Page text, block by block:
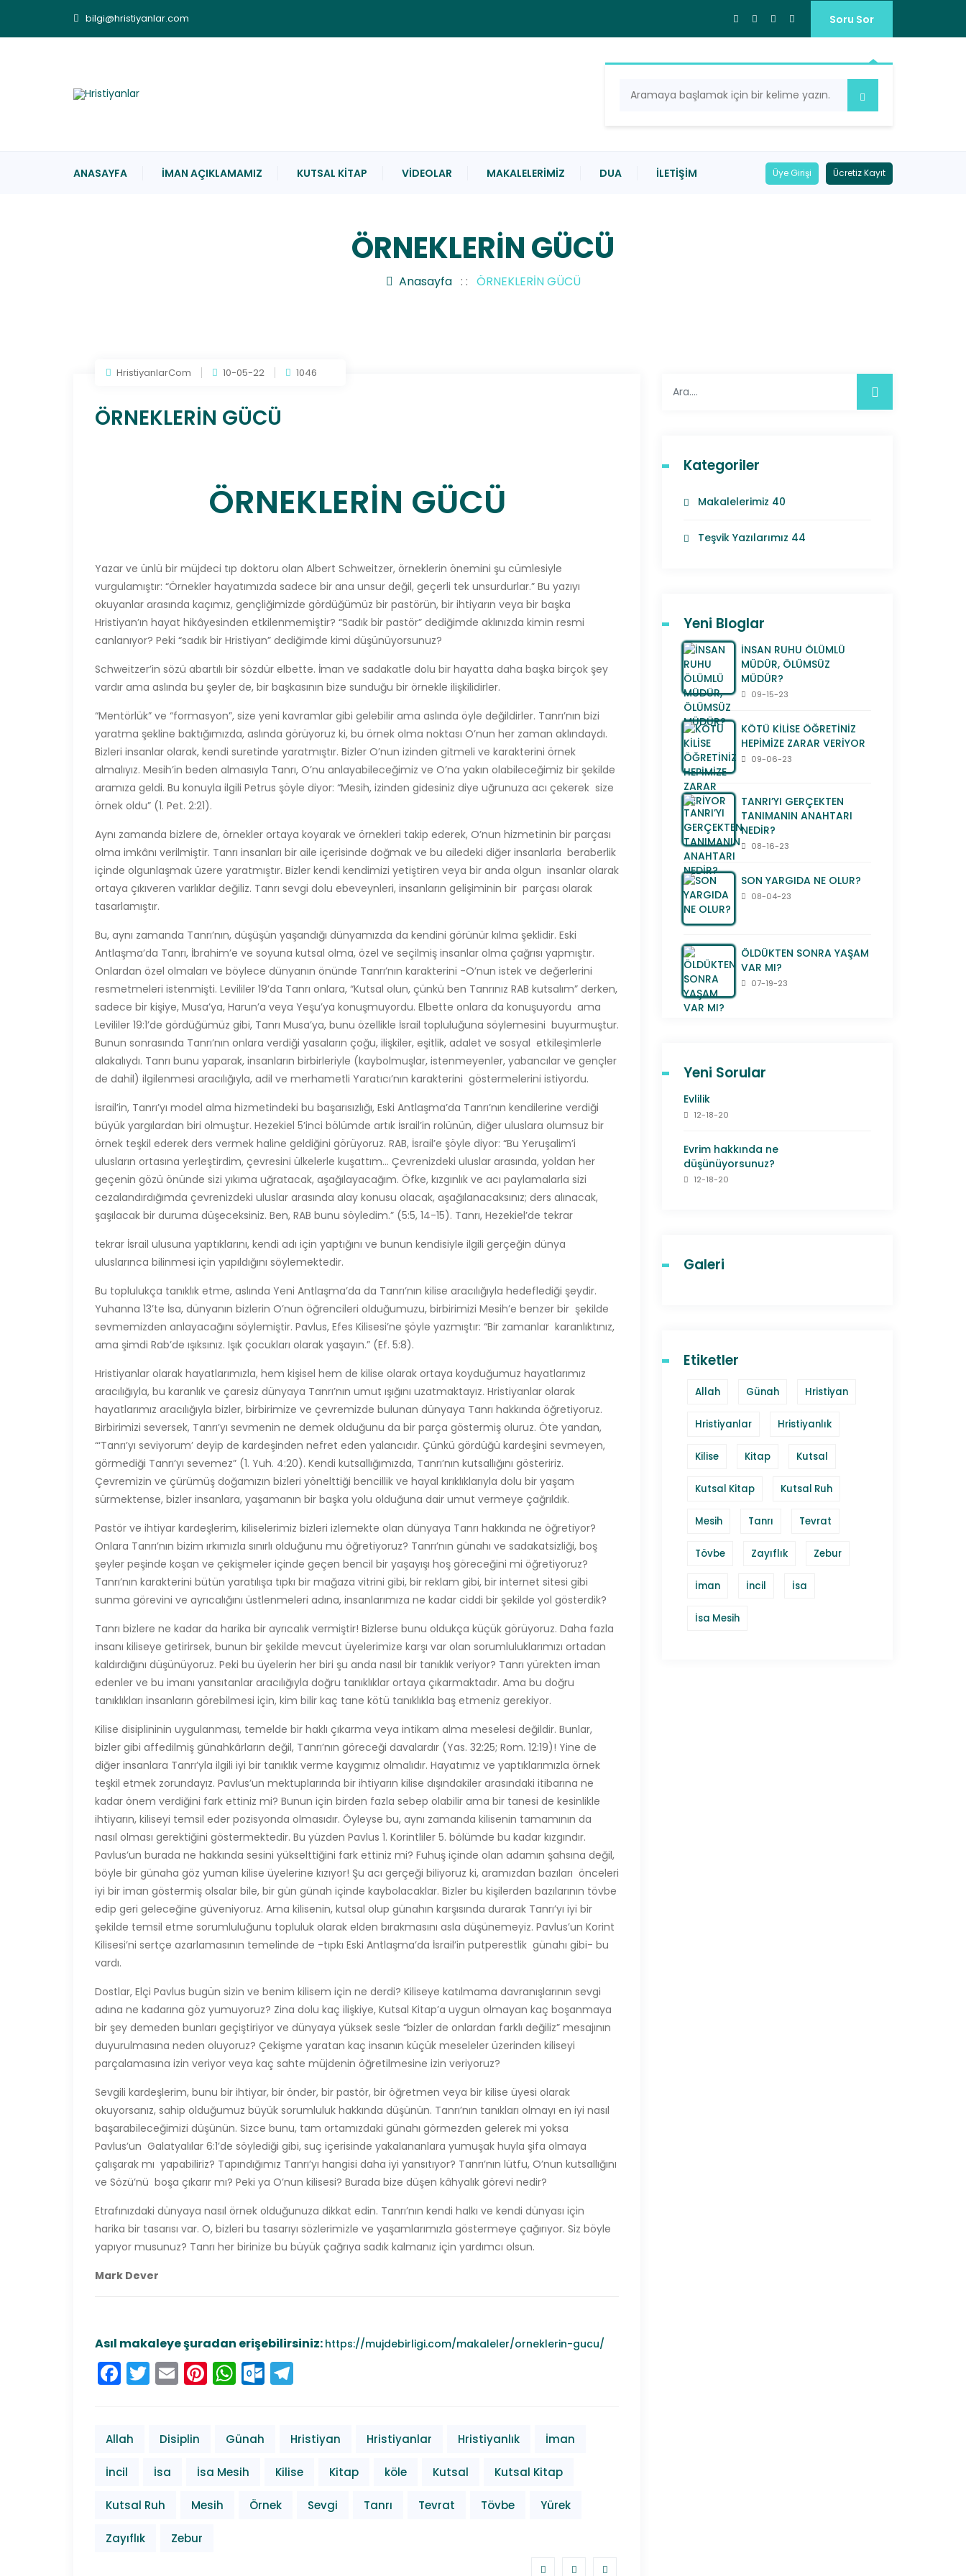
bilgi@hristiyanlar.com Soru Sor
Üye Girişi Ücretiz Kayıt
ANASAYFA İMAN AÇIKLAMAMIZ KUTSAL KITAP VIDEOLAR MAKALELERIMIZ DUA İLETIŞIM
ÖRNEKLERİN GÜCÜ
Anasayfa : : ÖRNEKLERİN GÜCÜ
HristiyanlarCom 10-05-22 1046
ÖRNEKLERİN GÜCÜ
ÖRNEKLERİN GÜCÜ
Yazar ve ünlü bir müjdeci tıp doktoru olan Albert Schweitzer, örneklerin önemini şu cümlesiyle
vurgulamıştır: “Örnekler hayatımızda sadece bir ana unsur değil, geçerli tek unsurdurlar.” Bu yazıyı
okuyanlar arasında kaçımız, gençliğimizde gördüğümüz bir pastörün, bir ihtiyarın veya bir başka
Hristiyan’ın hayat hikâyesinden etkilenmemiştir? “Sadık bir pastör” dediğimde aklınızda kimin resmi
canlanıyor? Peki “sadık bir Hristiyan” dediğimde kimi düşünüyorsunuz?
Schweitzer’in sözü abartılı bir sözdür elbette. İman ve sadakatle dolu bir hayatta daha başka birçok şey
vardır ama aslında bu şeyler de, bir başkasının bize sunduğu bir örnekle ilişkilidirler.
“Mentörlük” ve “formasyon”, size yeni kavramlar gibi gelebilir ama aslında öyle değildirler. Tanrı’nın bizi
yaratma şekline baktığımızda, aslında görüyoruz ki, bu örnek olma noktası O’nun her zaman aklındaydı.
Bizleri insanlar olarak, kendi suretinde yaratmıştır. Bizler O’nun izinden gitmeli ve karakterini örnek
almalıyız. Mesih’in beden almasıyla Tanrı, O’nu anlayabileceğimiz ve O’na yakın olabileceğimiz bir şekilde
aramıza geldi. Bu konuyla ilgili Petrus şöyle diyor: “Mesih, izinden gidesiniz diye uğrunuza acı çekerek size
örnek oldu” (1. Pet. 2:21).
Aynı zamanda bizlere de, örnekler ortaya koyarak ve örnekleri takip ederek, O’nun hizmetinin bir parçası
olma imkânı verilmiştir. Tanrı insanları bir aile içerisinde doğmak ve bu ailedeki diğer insanlarla beraberlik
içinde olgunlaşmak üzere yaratmıştır. Bizler kendi kendimizi yetiştiren veya bir anda olgun insanlar olarak
ortaya çıkıveren varlıklar değiliz. Tanrı sevgi dolu ebeveynleri, insanların gelişiminin bir parçası olarak
tasarlamıştır.
Bu, aynı zamanda Tanrı’nın, düşüşün yaşandığı dünyamızda da kendini görünür kılma şeklidir. Eski
Antlaşma’da Tanrı, İbrahim’e ve soyuna kutsal olma, özel ve seçilmiş insanlar olma çağrısı yapmıştır.
Onlardan özel olmaları ve böylece dünyanın önünde Tanrı’nın karakterini -O’nun istek ve değerlerini
resmetmeleri istenmişti. Levililer 19’da Tanrı onlara, “Kutsal olun, çünkü ben Tanrınız RAB kutsalım” derken,
sadece bir kişiye, Musa’ya, Harun’a veya Yeşu’ya konuşmuyordu. Elbette onlara da konuşuyordu ama
Levililer 19:1’de gördüğümüz gibi, Tanrı Musa’ya, bunu özellikle İsrail topluluğuna söylemesini buyurmuştur.
Bunun sonrasında Tanrı’nın onlara verdiği yasaların çoğu, ilişkiler, eşitlik, adalet ve sosyal etkileşimlerle
alakalıydı. Tanrı bunu yaparak, insanların birbirleriyle (kaybolmuşlar, istenmeyenler, yabancılar ve gençler
de dahil) ilgilenmesi aracılığıyla, adil ve merhametli Yaratıcı’nın karakterini göstermelerini istiyordu.
İsrail’in, Tanrı’yı model alma hizmetindeki bu başarısızlığı, Eski Antlaşma’da Tanrı’nın kendilerine verdiği
büyük yargılardan biri olmuştur. Hezekiel 5’inci bölümde artık İsrail’in rolünün, diğer uluslara olumsuz bir
örnek teşkil ederek ders vermek haline geldiğini görüyoruz. RAB, İsrail’e şöyle diyor: “Bu Yeruşalim’i
ulusların ortasına yerleştirdim, çevresini ülkelerle kuşattım… Çevrenizdeki uluslar arasında, yoldan her
geçenin gözü önünde sizi yıkıma uğratacak, aşağılayacağım. Öfke, kızgınlık ve acı paylamalarla sizi
cezalandırdığımda çevrenizdeki uluslar arasında alay konusu olacak, aşağılanacaksınız; ders alınacak,
şaşılacak bir duruma düşeceksiniz. Ben, RAB bunu söyledim.” (5:5, 14-15). Tanrı, Hezekiel’de tekrar
tekrar İsrail ulusuna yaptıklarını, kendi adı için yaptığını ve bunun kendisiyle ilgili gerçeğin dünya
uluslarınca bilinmesi için yapıldığını söylemektedir.
Bu toplulukça tanıklık etme, aslında Yeni Antlaşma’da da Tanrı’nın kilise aracılığıyla hedeflediği şeydir.
Yuhanna 13’te İsa, dünyanın bizlerin O’nun öğrencileri olduğumuzu, birbirimizi Mesih’e benzer bir şekilde
sevmemizden anlayacağını söylemiştir. Pavlus, Efes Kilisesi’ne şöyle yazmıştır: “Bir zamanlar karanlıktınız,
ama şimdi Rab’de ışıksınız. Işık çocukları olarak yaşayın.” (Ef. 5:8).
Hristiyanlar olarak hayatlarımızla, hem kişisel hem de kilise olarak ortaya koyduğumuz hayatlarımız
aracılığıyla, bu karanlık ve çaresiz dünyaya Tanrı’nın umut ışığını uzatmaktayız. Hristiyanlar olarak
hayatlarımız aracılığıyla bizler, birbirimize ve çevremizde bulunan dünyaya Tanrı hakkında öğretiyoruz.
Birbirimizi seversek, Tanrı’yı sevmenin ne demek olduğunu da bir parça göstermiş oluruz. Öte yandan,
“‘Tanrı’yı seviyorum’ deyip de kardeşinden nefret eden yalancıdır. Çünkü gördüğü kardeşini sevmeyen,
görmediği Tanrı’yı sevemez” (1. Yuh. 4:20). Kendi kutsallığımızda, Tanrı’nın kutsallığını gösteririz.
Çevremizin ve çürümüş doğamızın bizleri yönelttiği bencillik ve hayal kırıklıklarıyla dolu bir yaşam
sürmektense, bizler insanlara, yaşamanın bir başka yolu olduğuna dair umut vermeye çağrıldık.
Pastör ve ihtiyar kardeşlerim, kiliselerimiz bizleri izlemekte olan dünyaya Tanrı hakkında ne öğretiyor?
Onlara Tanrı’nın bizim ırkımızla sınırlı olduğunu mu öğretiyoruz? Tanrı’nın günahı ve sadakatsizliği, boş
şeyler peşinde koşan ve çekişmeler içinde geçen bencil bir yaşayışı hoş göreceğini mi öğretiyoruz?
Tanrı’nın karakterini bütün yaratılışa tıpkı bir mağaza vitrini gibi, bir reklam gibi, bir internet sitesi gibi
sunma görevini ve ayrıcalığını üstlenmeleri adına, insanlarımıza ne kadar ciddi bir şekilde yol gösterdik?
Tanrı bizlere ne kadar da harika bir ayrıcalık vermiştir! Bizlerse bunu oldukça küçük görüyoruz. Daha fazla
insanı kiliseye getirirsek, bunun bir şekilde mevcut üyelerimize karşı var olan sorumluluklarımızı ortadan
kaldırdığını düşünüyoruz. Peki bu üyelerin her biri şu anda nasıl bir tanıklık veriyor? Tanrı yürekten iman
edenler ve bu imanı yansıtanlar aracılığıyla doğru tanıklıklar ortaya çıkarmaktadır. Ama bu doğru
tanıklıkları insanların görebilmesi için, kim bilir kaç tane kötü tanıklıkla baş etmeniz gerekiyor.
Kilise disiplininin uygulanması, temelde bir haklı çıkarma veya intikam alma meselesi değildir. Bunlar,
bizler gibi affedilmiş günahkârların değil, Tanrı’nın göreceği davalardır (Yas. 32:25; Rom. 12:19)! Yine de
diğer insanlara Tanrı’yla ilgili iyi bir tanıklık verme kaygımız olmalıdır. Hayatımız ve yaptıklarımızla örnek
teşkil etmek zorundayız. Pavlus’un mektuplarında bir ihtiyarın kilise dışındakiler arasındaki itibarına ne
kadar önem verdiğini fark ettiniz mi? Bunun için birden fazla sebep olabilir ama bir tanesi de kesinlikle
ihtiyarın, kiliseyi temsil eder pozisyonda olmasıdır. Öyleyse bu, aynı zamanda kilisenin tamamının da
nasıl olması gerektiğini göstermektedir. Bu yüzden Pavlus 1. Korintliler 5. bölümde bu kadar kızgındır.
Pavlus’un burada ne hakkında sesini yükselttiğini fark ettiniz mi? Fuhuş içinde olan adamın şahsına değil,
böyle bir günaha göz yuman kilise üyelerine kızıyor! Şu acı gerçeği biliyoruz ki, aramızdan bazıları önceleri
iyi bir iman göstermiş olsalar bile, bir gün günah içinde kaybolacaklar. Bizler bu kişilerden bazılarının tövbe
edip geri geleceğine güveniyoruz. Ama kilisenin, kutsal olup günahın karşısında durarak Tanrı’yı iyi bir
şekilde temsil etme sorumluluğunu topluluk olarak elden bırakmasını asla düşünemeyiz. Pavlus’un Korint
Kilisesi’ni sertçe azarlamasının temelinde de -tıpkı Eski Antlaşma’da İsrail’in putperestlik günahı gibi- bu
vardı.
Dostlar, Elçi Pavlus bugün sizin ve benim kilisem için ne derdi? Kiliseye katılmama davranışlarının sevgi
adına ne kadarına göz yumuyoruz? Zina dolu kaç ilişkiye, Kutsal Kitap’a uygun olmayan kaç boşanmaya
bir şey demeden bunları geçiştiriyor ve dünyaya yüksek sesle “bizler de onlardan farklı değiliz” mesajının
duyurulmasına neden oluyoruz? Çekişme yaratan kaç insanın küçük meseleler üzerinden kiliseyi
parçalamasına izin veriyor veya kaç sahte müjdenin öğretilmesine izin veriyoruz?
Sevgili kardeşlerim, bunu bir ihtiyar, bir önder, bir pastör, bir öğretmen veya bir kilise üyesi olarak
okuyorsanız, sahip olduğumuz büyük sorumluluk hakkında düşünün. Tanrı’nın tanıkları olmayı en iyi nasıl
başarabileceğimizi düşünün. Sizce bunu, tam ortamızdaki günahı görmezden gelerek mi yoksa
Pavlus’un Galatyalılar 6:1’de söylediği gibi, suç içerisinde yakalananlara yumuşak huyla şifa olmaya
çalışarak mı yapabiliriz? Tapındığımız Tanrı’yı hangisi daha iyi yansıtıyor? Tanrı’nın lütfu, O’nun kutsallığını
ve Sözü’nü boşa çıkarır mı? Peki ya O’nun kilisesi? Burada bize düşen kâhyalık görevi nedir?
Etrafınızdaki dünyaya nasıl örnek olduğunuza dikkat edin. Tanrı’nın kendi halkı ve kendi dünyası için
harika bir tasarısı var. O, bizleri bu tasarıyı sözlerimizle ve yaşamlarımızla göstermeye çağırıyor. Siz böyle
yapıyor musunuz? Tanrı her birinize bu büyük çağrıya sadık kalmanız için yardımcı olsun.
Mark Dever
Asıl makaleye şuradan erişebilirsiniz: https://mujdebirligi.com/makaleler/orneklerin-gucu/
Facebook
Twitter
EmailPinterest
WhatsApp
Outlook.com
Allah Disiplin Günah Hristiyan Hristiyanlar Hristiyanlık İman
İncil İsa İsa Mesih Kilise Kitap köle Kutsal Kutsal Kitap
Kutsal Ruh Mesih Örnek Sevgi Tanrı Tevrat Tövbe Yürek
Zayıflık Zebur
Kategoriler
Makalelerimiz 40
Teşvik Yazılarımız 44
Yeni Bloglar
İNSAN RUHU ÖLÜMLÜ
MÜDÜR, ÖLÜMSÜZ
MÜDÜR?
09-15-23
KÖTÜ KİLİSE ÖĞRETİNİZ
HEPİMİZE ZARAR VERİYOR
09-06-23
TANRI’YI GERÇEKTEN
TANIMANIN ANAHTARI
NEDİR?
08-16-23
SON YARGIDA NE OLUR?
08-04-23
ÖLDÜKTEN SONRA YAŞAM
VAR MI?
07-19-23
Yeni Sorular
Evlilik
12-18-20
Evrim hakkında ne
düşünüyorsunuz?
12-18-20
Galeri
Etiketler
Allah Günah Hristiyan
Hristiyanlar Hristiyanlık
Kilise Kitap Kutsal
Kutsal Kitap Kutsal Ruh
Mesih Tanrı Tevrat
Tövbe Zayıflık Zebur
İman İncil İsa
İsa Mesih